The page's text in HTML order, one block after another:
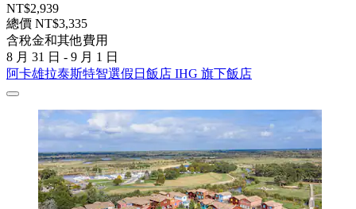
NT$2,939
總價 NT$3,335
含稅金和其他費用
8 月 31 日 - 9 月 1 日
阿卡雄拉泰斯特智選假日飯店 IHG 旗下飯店